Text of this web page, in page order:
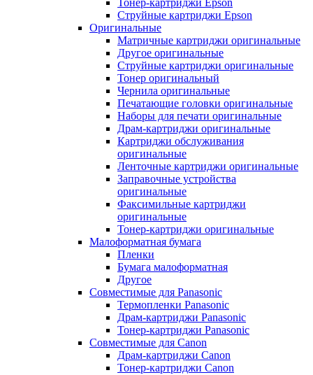
Тонер-картриджи Epson
Струйные картриджи Epson
Оригинальные
Матричные картриджи оригинальные
Другое оригинальные
Струйные картриджи оригинальные
Тонер оригинальный
Чернила оригинальные
Печатающие головки оригинальные
Наборы для печати оригинальные
Драм-картриджи оригинальные
Картриджи обслуживания
оригинальные
Ленточные картриджи оригинальные
Заправочные устройства
оригинальные
Факсимильные картриджи
оригинальные
Тонер-картриджи оригинальные
Малоформатная бумага
Пленки
Бумага малоформатная
Другое
Совместимые для Panasonic
Термопленки Panasonic
Драм-картриджи Panasonic
Тонер-картриджи Panasonic
Совместимые для Canon
Драм-картриджи Canon
Тонер-картриджи Canon